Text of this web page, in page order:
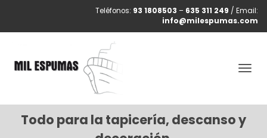
Teléfonos: 93 1808503 – 635 311 249 / Email:
info@milespumas.com
Todo para la tapicería, descanso y